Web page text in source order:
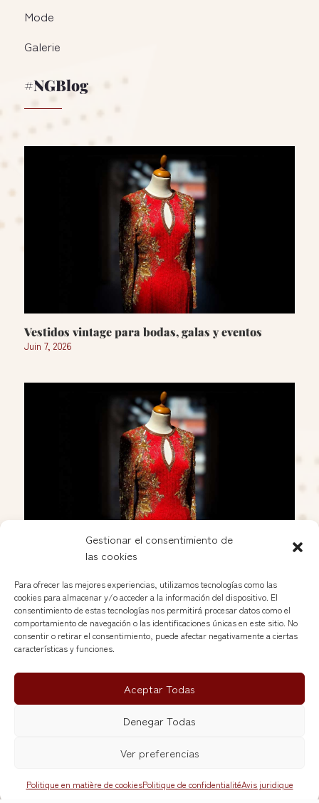
Gestionar el consentimiento de
las cookies
Para ofrecer las mejores experiencias, utilizamos tecnologías como las
cookies para almacenar y/o acceder a la información del dispositivo. El
consentimiento de estas tecnologías nos permitirá procesar datos como el
comportamiento de navegación o las identificaciones únicas en este sitio. No
consentir o retirar el consentimiento, puede afectar negativamente a ciertas
características y funciones.
Aceptar Todas
Denegar Todas
Ver preferencias
Politique en matière de cookiesPolitique de confidentialitéAvis juridique
Mode
Galerie
#NGBlog
Vestidos vintage para bodas, galas y eventos
Juin 7, 2026
Juin 7, 2026